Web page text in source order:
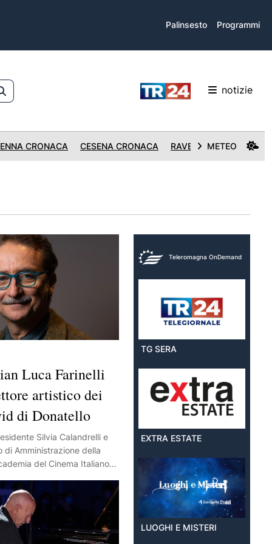
Palinsesto Programmi
notizie
CRONACA CESENA CRONACA RAVENNA CRONACA
METEO
Luca Farinelli
artistico dei
di Donatello
Silvia Calandrelli e
di Amministrazione della
del Cinema Italiano.
questo incarico con
ma anche con
italiano ha una storia
stesso, un presente che
Teleromagna OnDemand
TG SERA
EXTRA ESTATE
LUOGHI E MISTERI